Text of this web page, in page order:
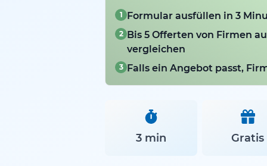
1 Formular ausfüllen in 3
2 Bis 5 Offerten von Firmen
vergleichen
3 Falls ein Angebot passt,
3 min Gratis